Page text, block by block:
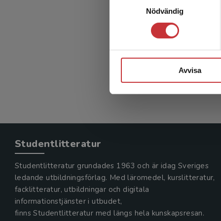
Nödvändig
Avvisa
Studentlitteratur
Studentlitteratur grundades 1963 och är idag Sveriges
ledande utbildningsförlag. Med läromedel, kurslitteratur,
facklitteratur, utbildningar och digitala
informationstjänster i utbudet,
finns Studentlitteratur med längs hela kunskapsresan.